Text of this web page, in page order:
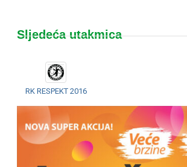
Sljedeća utakmica
RK RESPEKT 2016